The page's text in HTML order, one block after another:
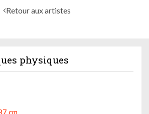
Retour aux artistes
physiques
cm